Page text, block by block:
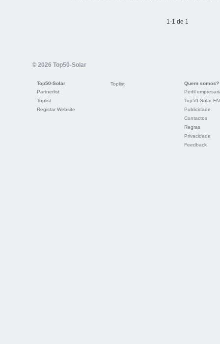
1-1 de 1
© 2026 Top50-Solar
Top50-Solar
Partnerlist
Toplist
Registar Website
Toplist
Quem somos?
Perfil
Top50-Solar
Publicidade
Contactos
Regras
Privacidade
Feedback